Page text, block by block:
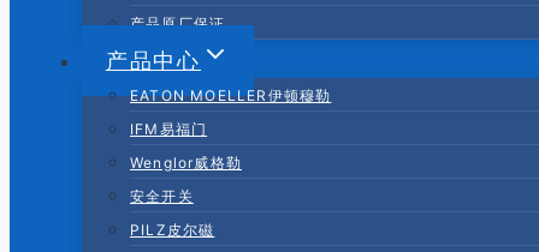
产品原厂保证
产品中心
EATON MOELLER伊顿穆勒
IFM易福门
Wenglor威格勒
安全开关
PILZ皮尔磁